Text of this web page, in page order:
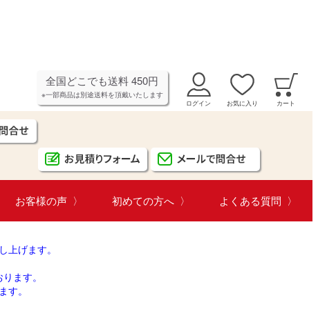
カート
お気に入り
ログイン
全国どこでも送料 450円
※一部商品は別途送料を頂戴いたします
よくある質問
初めての方へ
お客様の声
げます。
ます。
。